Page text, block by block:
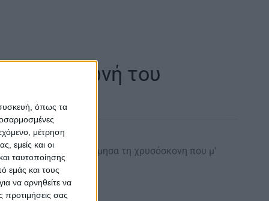
όπως τα
μέτρηση
εμείς και οι
ταυτοποίησης
εμάς και τους
να αρνηθείτε να
προτιμήσεις σας
βαριά φωνή του
Ελαφρού | Δεν εκτίμησα τη χρυσόσκονη που μ’